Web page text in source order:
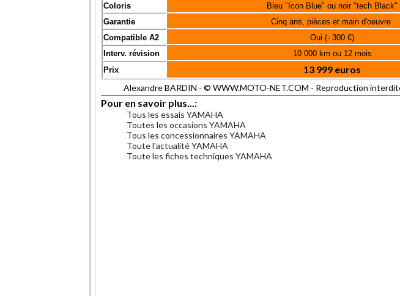
Coloris
Bleu "Icon Blue" ou noir "tech Black"
Garantie
Cinq ans, pièces et main d'oeuvre
Compatible A2
Oui (- 300 €)
Interv. révision
10 000 km ou 12 mois
Prix
13 999 euros
Alexandre BARDIN - © WWW.MOTO-NET.COM - Reproduction
Pour en savoir plus...:
Tous les essais YAMAHA
Toutes les occasions YAMAHA
Tous les concessionnaires YAMAHA
Toute l'actualité YAMAHA
Toute les fiches techniques YAMAHA